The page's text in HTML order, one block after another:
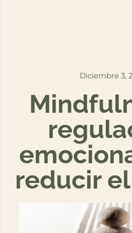
Diciembre 3,
reducir